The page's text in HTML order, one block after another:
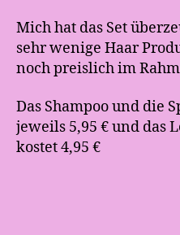
Mich hat das Set
sehr wenige Haar
noch preislich im
Das Shampoo und die
jeweils 5,95 € und das
kostet 4,95 €